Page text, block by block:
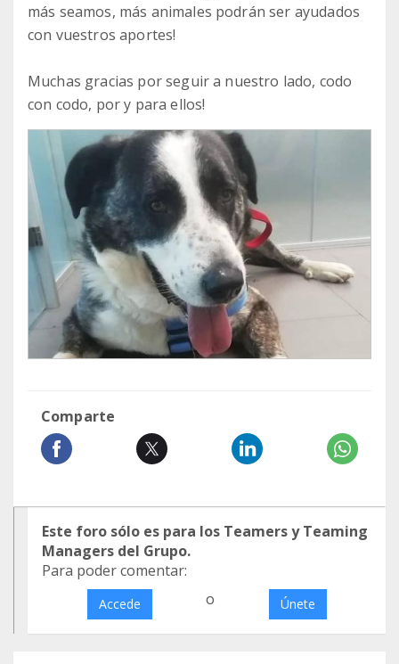
más seamos, más animales podrán ser ayudados
con vuestros aportes!
Muchas gracias por seguir a nuestro lado, codo
con codo, por y para ellos!
Comparte
Este foro sólo es para los Teamers y Teaming
Managers del Grupo.
Para poder comentar:
Accede o Únete